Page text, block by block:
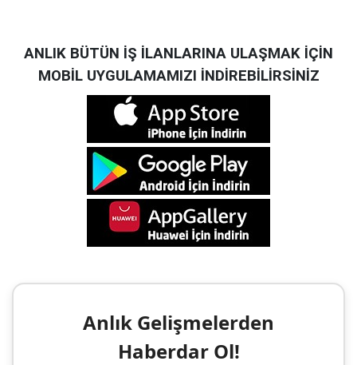
ANLIK BÜTÜN İŞ İLANLARINA ULAŞMAK İÇİN
MOBİL UYGULAMAMIZI İNDİREBİLİRSİNİZ
Anlık Gelişmelerden
Haberdar Ol!